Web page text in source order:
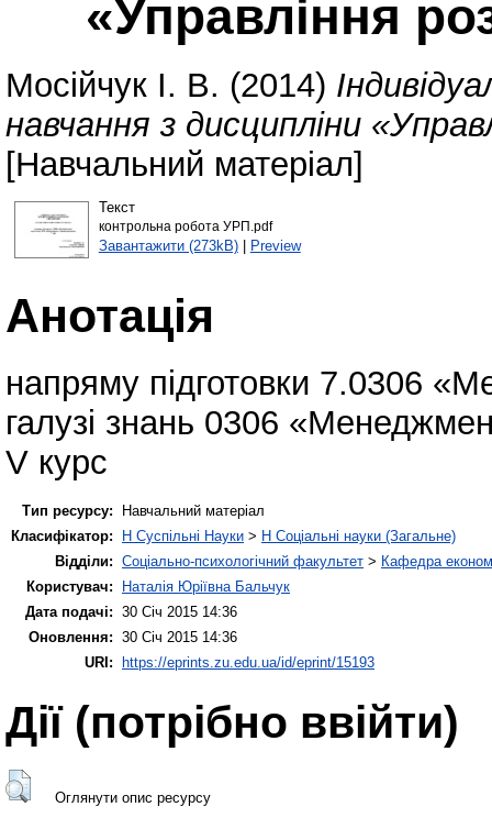
«Управління
Мосійчук І. В. (2014)
навчання з дисципліни
[Навчальний матеріал]
Текст
контрольна робота УРП.pdf
Завантажити (273kB)| Preview
Анотація
напряму підготовки 7.0306
галузі знань 0306
V курс
Тип ресурсу:
Навчальний матеріал
Класифікатор:
H Суспільні Науки > H Соціальні науки (Загальне)
Відділи: Соціально-психологічний факультет > Кафедра
Користувач:
Наталія Юріївна Бальчук
Дата подачі: 30 Січ 2015 14:36
Оновлення: 30 Січ 2015 14:36
URI: https://eprints.zu.edu.ua/id/eprint/15193
Дії ​​(потрібно ввійти)
Оглянути опис ресурсу